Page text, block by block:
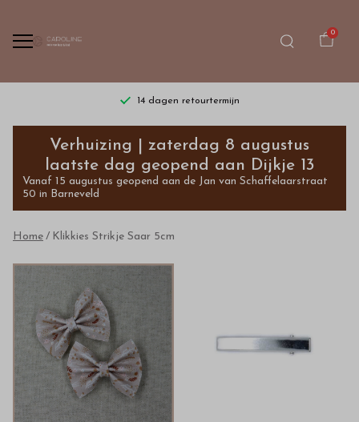
0
14 dagen retourtermijn
Klikkies
Strikje
Saar
5cm
Bestel
kinderkleding
van
hoge
Verhuizing | zaterdag 8 augustus
laatste dag geopend aan Dijkje 13
Vanaf 15 augustus geopend aan de Jan van Schaffelaarstraat
50 in Barneveld
Home Klikkies Strikje Saar 5cm